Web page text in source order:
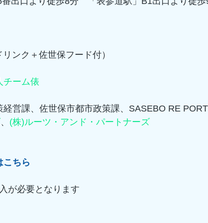
ンク＋佐世保フード付）
チーム俵
営課、佐世保市都市政策課、SASEBO RE PORT
、 (株)ルーツ・アンド・パートナーズ
こちら
が必要となります